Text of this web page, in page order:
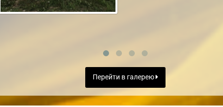
Перейти в галерею